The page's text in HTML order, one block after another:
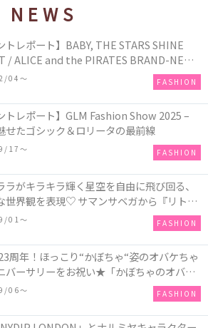
トレポート】BABY, THE STARS SHINE
/ ALICE and the PIRATES BRAND-NEW
in TOKYO
04〜 FASHION
トレポート】GLM Fashion Show 2025 –
せたゴシック＆ロリータの最前線
17〜 FASHION
ラがキラキラ輝く星空を自由に飛び回る、
世界観を表現♡ サマンサベガから『リトル
ターズ』50周年アニバーサリーイヤー』を
01〜 FASHION
周年！ほっこり“かぼちゃ“姿のオバケちゃ
バーサリーをお祝い★「かぼちゃのオバケ
セサリー」が新発売！Q-pot CAFE.では
ゃのオバケーキプレート」も登場
06〜 FASHION